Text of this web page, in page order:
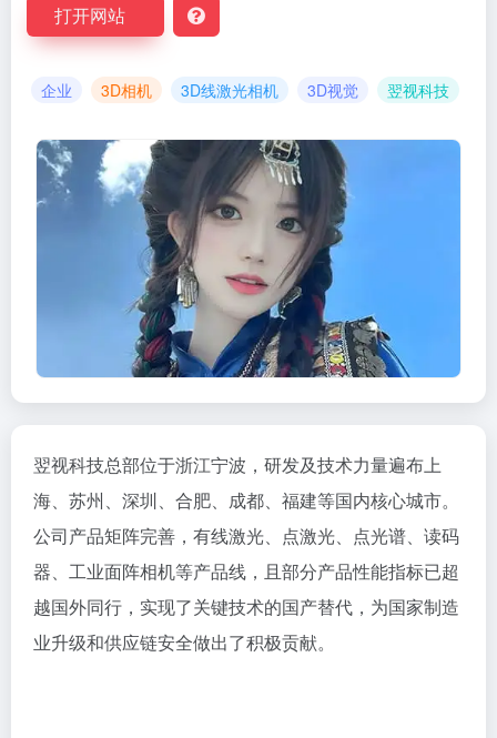
打开网站
企业 3D相机 3D线激光相机 3D视觉 翌视科技
翌视科技总部位于浙江宁波，研发及技术力量遍布上
海、苏州、深圳、合肥、成都、福建等国内核心城市。
公司产品矩阵完善，有线激光、点激光、点光谱、读码
器、工业面阵相机等产品线，且部分产品性能指标已超
越国外同行，实现了关键技术的国产替代，为国家制造
业升级和供应链安全做出了积极贡献。